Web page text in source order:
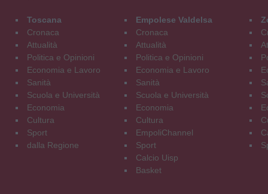
Toscana
Cronaca
Attualità
Politica e Opinioni
Economia e Lavoro
Sanità
Scuola e Università
Economia
Cultura
Sport
dalla Regione
Empolese Valdelsa
Cronaca
Attualità
Politica e Opinioni
Economia e Lavoro
Sanità
Scuola e Università
Economia
Cultura
EmpoliChannel
Sport
Calcio Uisp
Basket